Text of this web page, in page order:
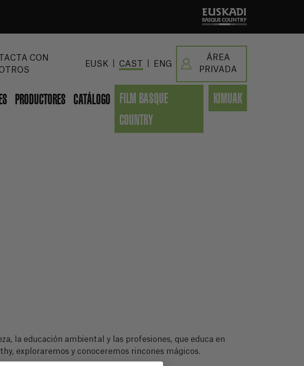
CON
EUSK CAST ENG
ÁREA
PRIVADA
PRODUCTORES CATÁLOGO
FILM BASQUE
COUNTRY
KIMUAK
la educación ambiental y las profesiones, que educa en
exploraremos y conoceremos rincones mágicos.